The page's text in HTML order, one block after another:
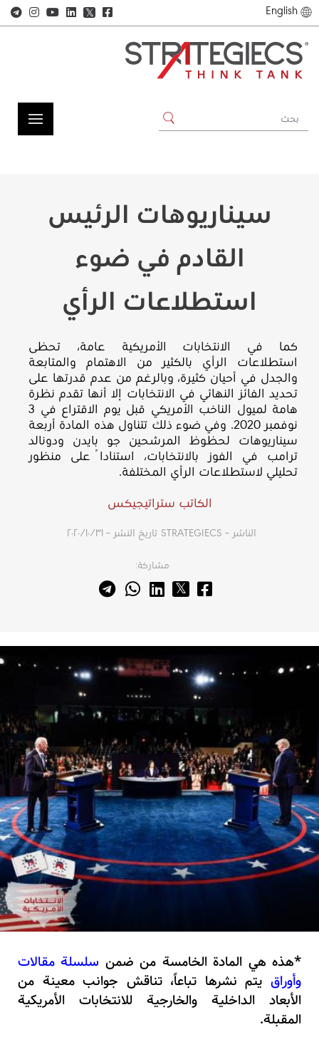
English
𝕏
سيناريوهات الرئيس
القادم في ضوء
استطلاعات الرأي
كما في الانتخابات الأمريكية عامة، تحظى
استطلاعات الرأي بالكثير من الاهتمام والمتابعة
والجدل في أحيان كثيرة، وبالرغم من عدم قدرتها على
تحديد الفائز النهائي في الانتخابات إلا أنها تقدم نظرة
هامة لميول الناخب الأمريكي قبل يوم الاقتراع في 3
نوفمبر 2020. وفي ضوء ذلك تتناول هذه المادة أربعة
سيناريوهات لحظوظ المرشحين جو بايدن ودونالد
ترامب في الفوز بالانتخابات، استناداً على منظور
تحليلي لاستطلاعات الرأي المختلفة.‎
الكاتب ستراتيجيكس
الناشر – STRATEGIECS تاريخ النشر – ٣١‏/١٠‏/٢٠٢٠
مشاركة:
*هذه هي المادة الخامسة من ضمن سلسلة مقالات
وأوراق يتم نشرها تباعاً، تناقش جوانب معينة من
الأبعاد الداخلية والخارجية للانتخابات الأمريكية
المقبلة.